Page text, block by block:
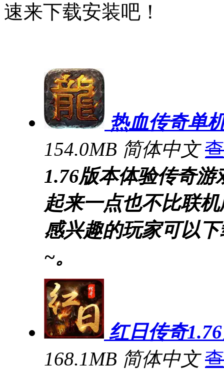
速来下载安装吧！
热血传奇单
154.0MB 简体中文
1.76版本体验传奇
起来一点也不比联
感兴趣的玩家可以
~。
红日传奇
168.1MB 简体中文